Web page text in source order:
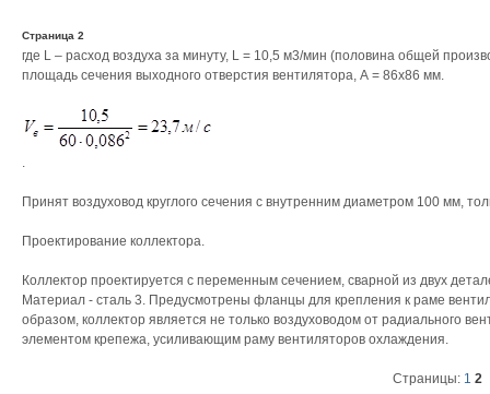
Страница 2
где L – расход воздуха за минуту, L = 10,5 м3/мин (половина общей
площадь сечения выходного отверстия вентилятора, А = 86х86 мм.
.
Принят воздуховод круглого сечения с внутренним диаметром 100 мм,
Проектирование коллектора.
Коллектор проектируется с переменным сечением, сварной из двух
Материал - сталь 3. Предусмотрены фланцы для крепления к раме
образом, коллектор является не только воздуховодом от радиального
элементом крепежа, усиливающим раму вентиляторов охлаждения.
Страницы: 1 2